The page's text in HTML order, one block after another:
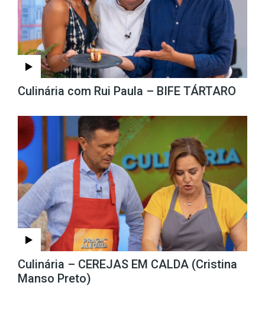
Culinária com Rui Paula – BIFE TÁRTARO
Culinária – CEREJAS EM CALDA (Cristina
Manso Preto)